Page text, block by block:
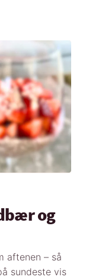
og
aftenen – så
sundeste vis